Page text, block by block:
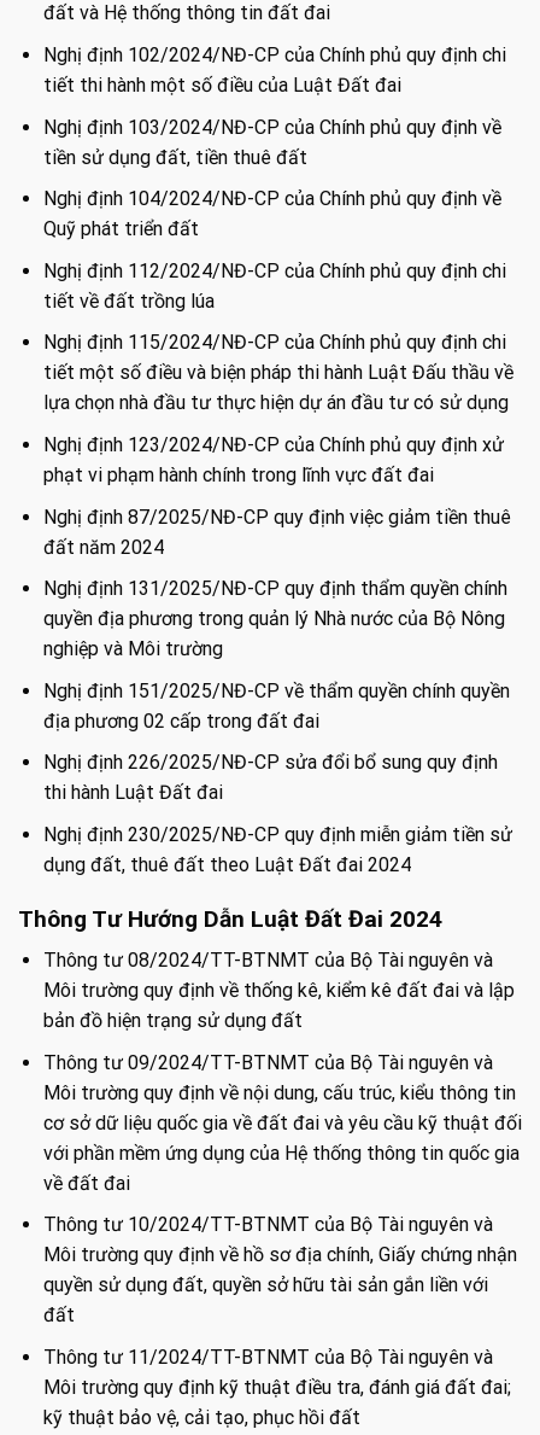
đất và Hệ thống thông tin đất đai
Nghị định 102/2024/NĐ-CP của Chính phủ quy định chi
tiết thi hành một số điều của Luật Đất đai
Nghị định 103/2024/NĐ-CP của Chính phủ quy định về
tiền sử dụng đất, tiền thuê đất
Nghị định 104/2024/NĐ-CP của Chính phủ quy định về
Quỹ phát triển đất
Nghị định 112/2024/NĐ-CP của Chính phủ quy định chi
tiết về đất trồng lúa
Nghị định 115/2024/NĐ-CP của Chính phủ quy định chi
tiết một số điều và biện pháp thi hành Luật Đấu thầu về
lựa chọn nhà đầu tư thực hiện dự án đầu tư có sử dụng
Nghị định 123/2024/NĐ-CP của Chính phủ quy định xử
phạt vi phạm hành chính trong lĩnh vực đất đai
Nghị định 87/2025/NĐ-CP quy định việc giảm tiền thuê
đất năm 2024
Nghị định 131/2025/NĐ-CP quy định thẩm quyền chính
quyền địa phương trong quản lý Nhà nước của Bộ Nông
nghiệp và Môi trường
Nghị định 151/2025/NĐ-CP về thẩm quyền chính quyền
địa phương 02 cấp trong đất đai
Nghị định 226/2025/NĐ-CP sửa đổi bổ sung quy định
thi hành Luật Đất đai
Nghị định 230/2025/NĐ-CP quy định miễn giảm tiền sử
dụng đất, thuê đất theo Luật Đất đai 2024
Thông Tư Hướng Dẫn Luật Đất Đai 2024
Thông tư 08/2024/TT-BTNMT của Bộ Tài nguyên và
Môi trường quy định về thống kê, kiểm kê đất đai và lập
bản đồ hiện trạng sử dụng đất
Thông tư 09/2024/TT-BTNMT của Bộ Tài nguyên và
Môi trường quy định về nội dung, cấu trúc, kiểu thông tin
cơ sở dữ liệu quốc gia về đất đai và yêu cầu kỹ thuật đối
với phần mềm ứng dụng của Hệ thống thông tin quốc gia
về đất đai
Thông tư 10/2024/TT-BTNMT của Bộ Tài nguyên và
Môi trường quy định về hồ sơ địa chính, Giấy chứng nhận
quyền sử dụng đất, quyền sở hữu tài sản gắn liền với
đất
Thông tư 11/2024/TT-BTNMT của Bộ Tài nguyên và
Môi trường quy định kỹ thuật điều tra, đánh giá đất đai;
kỹ thuật bảo vệ, cải tạo, phục hồi đất